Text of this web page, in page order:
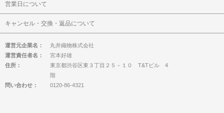
営業日について
キャンセル・交換・返品について
運営元企業名：
丸井織物株式会社
運営責任者名：
宮本好雄
住所：
東京都渋谷区東３丁目２５－１０ T&Tビル 4
階
問い合わせ：
0120-86-4321